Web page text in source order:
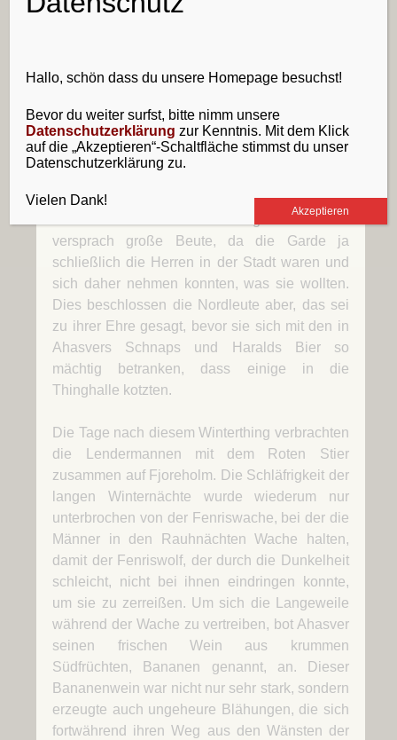
haben. Seitdem ziehen die Freunde als Sippe
zu dem die Lendermannen auch einige Fässer
vergorener Früchte und ein vom Braumeister
Harald gebrautes Fass Bier mitgebracht hatten,
Sommer nach Nyland zu fahren, um sich dort
als Garde der Stadt zu verdingen. Die Fahrt
versprach große Beute, da die Garde ja
schließlich die Herren in der Stadt waren und
sich daher nehmen konnten, was sie wollten.
Dies beschlossen die Nordleute aber, das sei
zu ihrer Ehre gesagt, bevor sie sich mit den in
Ahasvers Schnaps und Haralds Bier so
mächtig betranken, dass einige in die
Thinghalle kotzten.
Die Tage nach diesem Winterthing verbrachten
die Lendermannen mit dem Roten Stier
zusammen auf Fjoreholm. Die Schläfrigkeit der
langen Winternächte wurde wiederum nur
unterbrochen von der Fenriswache, bei der die
Männer in den Rauhnächten Wache halten,
damit der Fenriswolf, der durch die Dunkelheit
schleicht, nicht bei ihnen eindringen konnte,
um sie zu zerreißen. Um sich die Langeweile
während der Wache zu vertreiben, bot Ahasver
seinen frischen Wein aus krummen
Südfrüchten, Bananen genannt, an. Dieser
Bananenwein war nicht nur sehr stark, sondern
erzeugte auch ungeheure Blähungen, die sich
fortwährend ihren Weg aus den Wänsten der
Hallo, schön dass du unsere Homepage besuchst!
Bevor du weiter surfst, bitte nimm unsere
Datenschutzerklärung zur Kenntnis. Mit dem Klick
auf die „Akzeptieren“-Schaltfläche stimmst du unser
Datenschutzerklärung zu.
Vielen Dank!
Akzeptieren